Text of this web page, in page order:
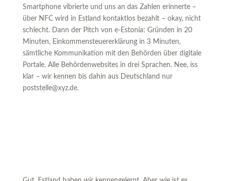
Smartphone vibrierte und uns an das Zahlen erinnerte –
über NFC wird in Estland kontaktlos bezahlt – okay, nicht
schlecht. Dann der Pitch von e-Estonia: Gründen in 20
Minuten, Einkommensteuererklärung in 3 Minuten,
sämtliche Kommunikation mit den Behörden über digitale
Portale. Alle Behördenwebsites in drei Sprachen. Nee, iss
klar – wir kennen bis dahin aus Deutschland nur
poststelle@xyz.de.